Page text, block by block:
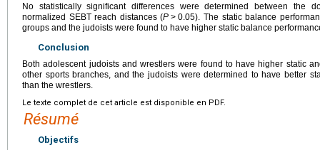
No statistically significant differences were determined between the
normalized SEBT reach distances (P > 0.05). The static balance
groups and the judoists were found to have higher static balance
Conclusion
Both adolescent judoists and wrestlers were found to have higher static
other sports branches, and the judoists were determined to have better
than the wrestlers.
Le texte complet de cet article est disponible en PDF.
Résumé
Objectifs